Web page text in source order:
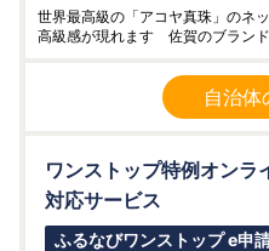
世界最高級の「アコヤ真珠」のネ
高級感が現れます 佐賀のブラン
自治体
ワンストップ特例オンラ
対応サービス
ふるなびワンストップ e申